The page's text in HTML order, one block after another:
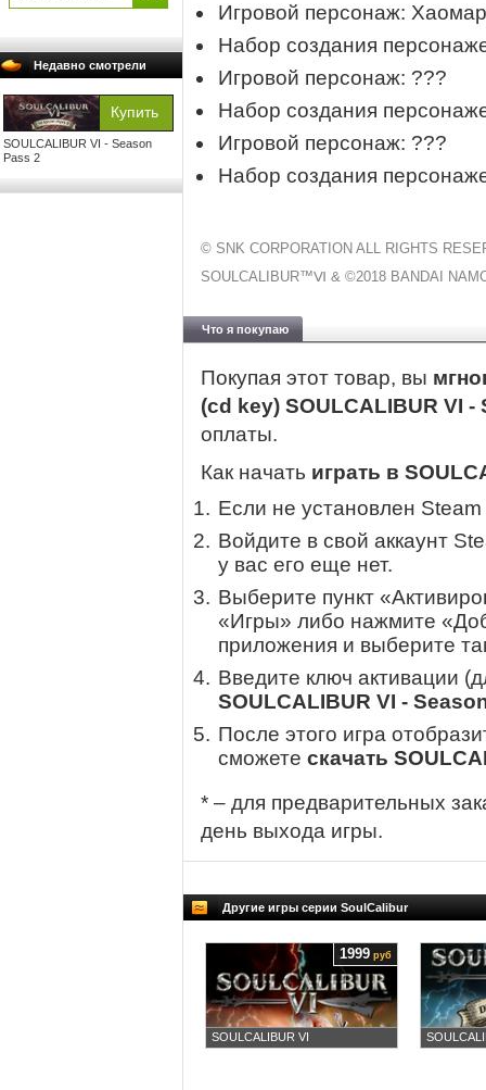
Недавно смотрели
SOULCALIBUR VI - Season
Pass 2
Игровой персонаж:
Набор создания
Игровой персонаж: ???
Набор создания
Игровой персонаж: ???
Набор создания
© SNK CORPORATION ALL RIGHTS
SOULCALIBUR™Ⅵ & ©2018 BANDAI
Что я покупаю
Покупая этот товар, вы
(cd key) SOULCALIBUR VI
оплаты.
Как начать играть в
Если не установлен
Войдите в свой аккаунт
у вас его еще нет.
Выберите пункт
«Игры» либо нажмите
приложения и выберите
Введите ключ активации
SOULCALIBUR VI -
После этого игра
сможете скачать
* – для предварительных
день выхода игры.
Другие игры серии SoulCalibur
SOULCALIBUR VI
1999 руб